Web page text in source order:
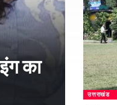
का
उत्तराखंड